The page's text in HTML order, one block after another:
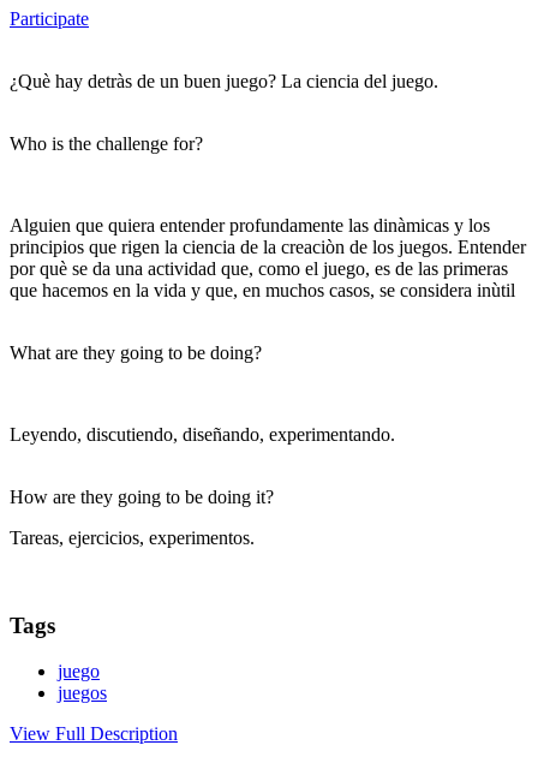
Participate
¿Què hay detràs de un buen juego? La ciencia del juego.
Who is the challenge for?
Alguien que quiera entender profundamente las dinàmicas y los
principios que rigen la ciencia de la creaciòn de los juegos. Entender
por què se da una actividad que, como el juego, es de las primeras
que hacemos en la vida y que, en muchos casos, se considera inùtil
What are they going to be doing?
Leyendo, discutiendo, diseñando, experimentando.
How are they going to be doing it?
Tareas, ejercicios, experimentos.
Tags
juego
juegos
View Full Description